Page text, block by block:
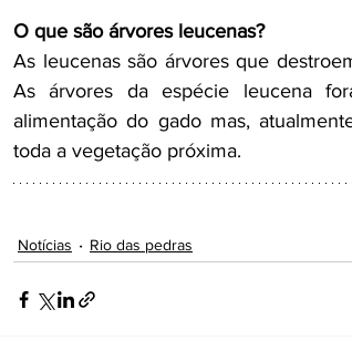
O que são árvores leucenas?
As leucenas são árvores que
As árvores da espécie leucena
alimentação do gado mas,
toda a vegetação próxima.
Notícias Rio das pedras